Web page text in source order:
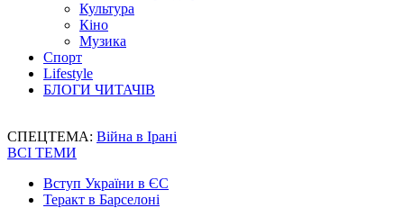
Культура
Кіно
Музика
Спорт
Lifestyle
БЛОГИ ЧИТАЧІВ
СПЕЦТЕМА: Війна в Ірані
ВСІ ТЕМИ
Вступ України в ЄС
Теракт в Барселоні